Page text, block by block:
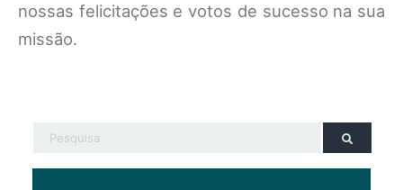
nossas felicitações e votos de sucesso na sua
missão.